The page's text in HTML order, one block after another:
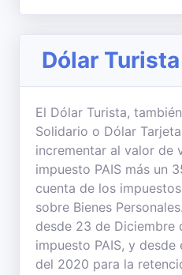
Dólar
El Dólar Turista,
Solidario o Dólar
incrementar al valor de
impuesto PAIS más un
cuenta de los
sobre Bienes
desde 23 de Diciembre
impuesto PAIS, y
del 2020 para la